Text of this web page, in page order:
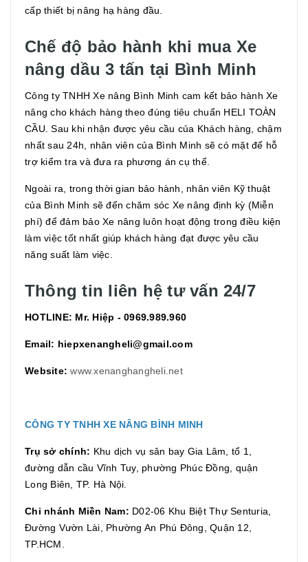
cấp thiết bị nâng hạ hàng đầu.
Chế độ bảo hành khi mua Xe
nâng dầu 3 tấn tại Bình Minh
Công ty TNHH Xe nâng Bình Minh cam kết bảo hành Xe
nâng cho khách hàng theo đúng tiêu chuẩn HELI TOÀN
CẦU. Sau khi nhận được yêu cầu của Khách hàng, chậm
nhất sau 24h, nhân viên của Bình Minh sẽ có mặt để hỗ
trợ kiểm tra và đưa ra phương án cụ thể.
Ngoài ra, trong thời gian bảo hành, nhân viên Kỹ thuật
của Bình Minh sẽ đến chăm sóc Xe nâng định kỳ (Miễn
phí) để đảm bảo Xe nâng luôn hoạt động trong điều kiện
làm việc tốt nhất giúp khách hàng đạt được yêu cầu
năng suất làm việc.
Thông tin liên hệ tư vấn 24/7
HOTLINE: Mr. Hiệp - 0969.989.960
Email: hiepxenangheli@gmail.com
Website:www.xenanghangheli.net
CÔNG TY TNHH XE NÂNG BÌNH MINH
Trụ sở chính: Khu dịch vụ sân bay Gia Lâm, tổ 1,
đường dẫn cầu Vĩnh Tuy, phường Phúc Đồng, quận
Long Biên, TP. Hà Nội.
Chi nhánh Miền Nam: D02-06 Khu Biệt Thự Senturia,
Đường Vườn Lài, Phường An Phú Đông, Quận 12,
TP.HCM.